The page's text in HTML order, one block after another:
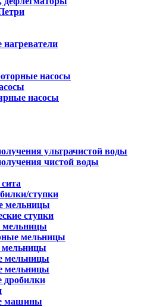
насосы
насосы
ультрачистой воды
чистой воды
ступки
мельницы
ступки
мельницы
мельницы
мельницы
машины